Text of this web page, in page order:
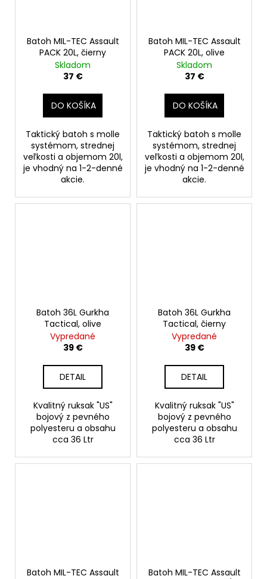
Batoh MIL-TEC Assault
PACK 20L, čierny
Skladom
37 €
DO KOŠÍKA
Taktický batoh s molle
systémom, strednej
veľkosti a objemom 20l,
je vhodný na 1-2-denné
akcie.
Batoh MIL-TEC Assault
PACK 20L, olive
Skladom
37 €
DO KOŠÍKA
Taktický batoh s molle
systémom, strednej
veľkosti a objemom 20l,
je vhodný na 1-2-denné
akcie.
Batoh 36L Gurkha
Tactical, olive
Vypredané
39 €
DETAIL
Kvalitný ruksak "US"
bojový z pevného
polyesteru a obsahu
cca 36 Ltr
Batoh 36L Gurkha
Tactical, čierny
Vypredané
39 €
DETAIL
Kvalitný ruksak "US"
bojový z pevného
polyesteru a obsahu
cca 36 Ltr
Batoh MIL-TEC Assault
Batoh MIL-TEC Assault